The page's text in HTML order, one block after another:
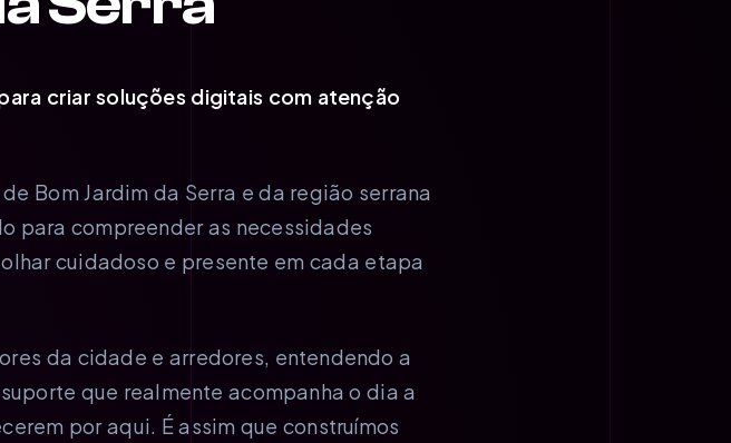
criar soluções digitais com atenção
Bom Jardim da Serra e da região serrana
para compreender as necessidades
cuidadoso e presente em cada etapa
da cidade e arredores, entendendo a
que realmente acompanha o dia a
por aqui. É assim que construímos